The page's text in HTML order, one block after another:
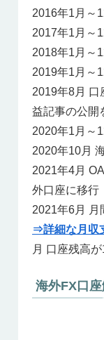
2016年1月～
2017年1月～
2018年1月～
2019年1月～
2019年8月 口
益記事の公開
2020年1月～
2020年10月
2021年4月
外口座に移行
2021年6月 月
⇒詳細な月収
月 口座残高
海外FX口